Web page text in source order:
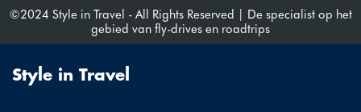
©2024 Style in Travel - All Rights Reserved | De specialist op het
gebied van fly-drives en roadtrips
Style in Travel